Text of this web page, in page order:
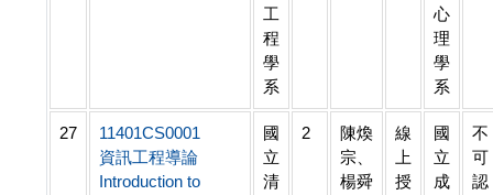
工
程
學
系
心
理
學
系
27
11401CS0001
資訊工程導論
Introduction to
國
立
清
2
陳煥
宗、
楊舜
線
上
授
國
立
成
不
可
認